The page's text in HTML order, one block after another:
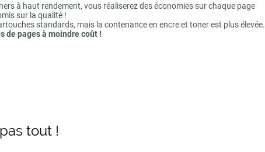
à haut rendement, vous réaliserez des économies sur chaque page
sur la qualité !
standards, mais la contenance en encre et toner est plus élevée.
de pages à moindre coût !
tout !